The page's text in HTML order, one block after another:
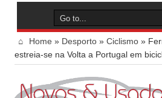
Home » Desporto » Ciclismo »
estreia-se na Volta a Portugal em